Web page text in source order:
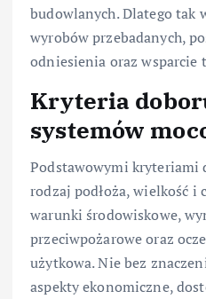
budowlanych. Dlatego tak
wyrobów przebadanych,
odniesienia oraz wsparcie
Kryteria
systemów
Podstawowymi kryteriami
rodzaj podłoża, wielkość i
warunki środowiskowe,
przeciwpożarowe oraz
użytkowa. Nie bez
aspekty ekonomiczne,